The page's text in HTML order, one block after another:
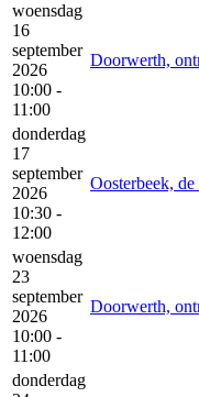
woensdag
16
september
2026
10:00 -
11:00
Doorwerth,
donderdag
17
september
2026
10:30 -
12:00
Oosterbeek,
woensdag
23
september
2026
10:00 -
11:00
Doorwerth,
donderdag